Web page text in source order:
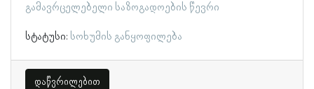
გამავრცელებელი საზოგადოების წევრი
სტატუსი: სოხუმის განყოფილება
დაწვრილებით